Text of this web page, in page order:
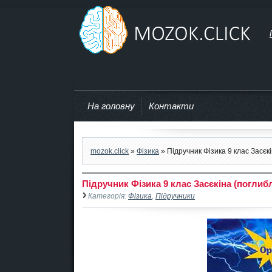
На головну Контакти
mozok.click » Фізика » Підручник Фізика 9 клас
Підручник Фізика 9 клас Засєкіна
Категорія: Фізика Підручники